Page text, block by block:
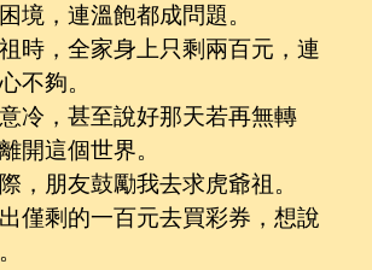
境，連溫飽都成問題。
時，全家身上只剩兩百元，連
不夠。
冷，甚至說好那天若再無轉
開這個世界。
，朋友鼓勵我去求虎爺祖。
僅剩的一百元去買彩券，想說